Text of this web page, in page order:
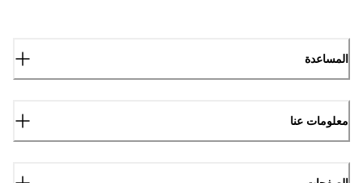
المساعدة
معلومات عنا